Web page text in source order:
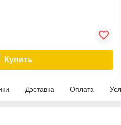
Купить
Доставка Оплата